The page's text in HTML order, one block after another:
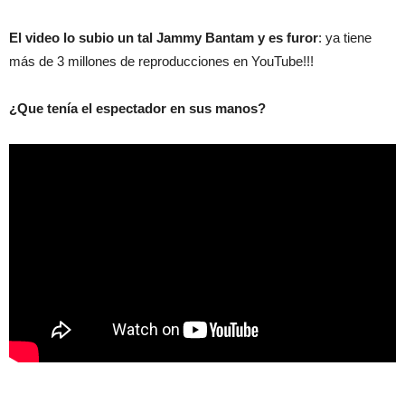
El video lo subio un tal Jammy Bantam y es furor: ya tiene
más de 3 millones de reproducciones en YouTube!!!
¿Que tenía el espectador en sus manos?